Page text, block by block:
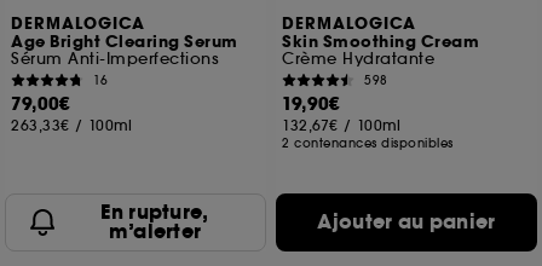
DERMALOGICA
Age Bright Clearing Serum
Sérum Anti-Imperfections
16
79,00€
263,33€ / 100ml
En rupture,
m’alerter
DERMALOGICA
Skin Smoothing Cream
Crème Hydratante
598
19,90€
132,67€ / 100ml
2 contenances disponibles
Ajouter au panier